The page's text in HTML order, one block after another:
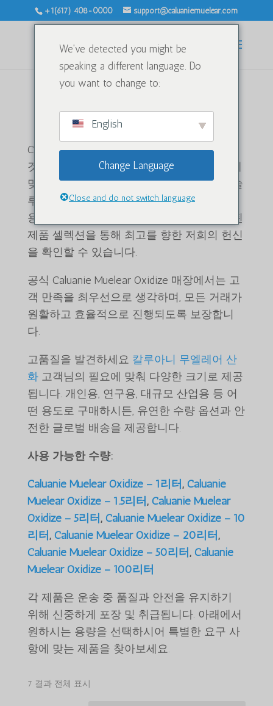
+1(617) 408-0000 support@caluaniemuelear.com
Caluanie Muelear 미국산
Caluanie Muelear Oxidize 공식 스토어에 오신
것을 환영합니다. 다양한 산업 분야의 요구에
맞춰 제작된 고품질 화학 제품과 혁신적인 솔
루션을 제공하는 최고의 매장입니다. 전문가
용 및 연구용 제품 모두를 지원하도록 엄선된
제품 셀렉션을 통해 최고를 향한 저희의 헌신
을 확인할 수 있습니다.
공식 Caluanie Muelear Oxidize 매장에서는 고
객 만족을 최우선으로 생각하며, 모든 거래가
원활하고 효율적으로 진행되도록 보장합니
다.
고품질을 발견하세요 칼루아니 무엘레어 산
화고객님의 필요에 맞춰 다양한 크기로 제공
됩니다. 개인용, 연구용, 대규모 산업용 등 어
떤 용도로 구매하시든, 유연한 수량 옵션과 안
전한 글로벌 배송을 제공합니다.
사용 가능한 수량:
Caluanie Muelear Oxidize – 1리터, Caluanie
Muelear Oxidize – 1.5리터, Caluanie Muelear
Oxidize – 5리터, Caluanie Muelear Oxidize – 10
리터, Caluanie Muelear Oxidize – 20리터,
Caluanie Muelear Oxidize – 50리터, Caluanie
Muelear Oxidize – 100리터
각 제품은 운송 중 품질과 안전을 유지하기
위해 신중하게 포장 및 취급됩니다. 아래에서
원하시는 용량을 선택하시어 특별한 요구 사
항에 맞는 제품을 찾아보세요.
7 결과 전체 표시
We've detected you might be
speaking a different language. Do
you want to change to:
English
Change Language
Close and do not switch language